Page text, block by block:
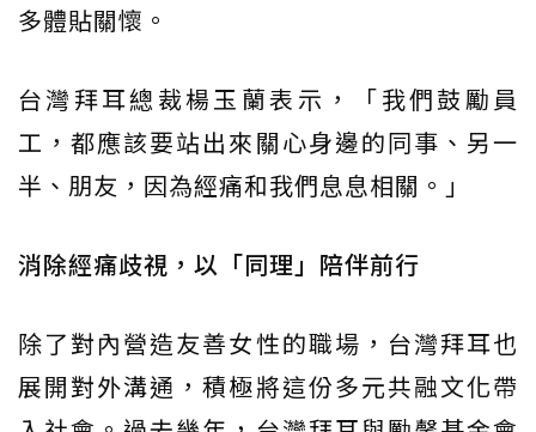
多體貼關懷。
台灣拜耳總裁楊玉蘭表示，「我們鼓勵員
工，都應該要站出來關心身邊的同事、另一
半、朋友，因為經痛和我們息息相關。」
消除經痛歧視，以「同理」陪伴前行
除了對內營造友善女性的職場，台灣拜耳也
展開對外溝通，積極將這份多元共融文化帶